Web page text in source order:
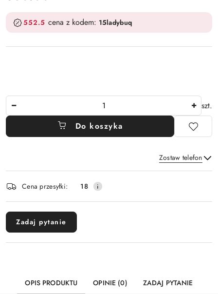
552.5 cena z kodem: 15ladybuq
szt.
Do koszyka
Zostaw telefon
Wyślij
i
dostawa
Cena przesyłki: 18
Zadaj pytanie
OPIS PRODUKTU OPINIE (0) ZADAJ PYTANIE